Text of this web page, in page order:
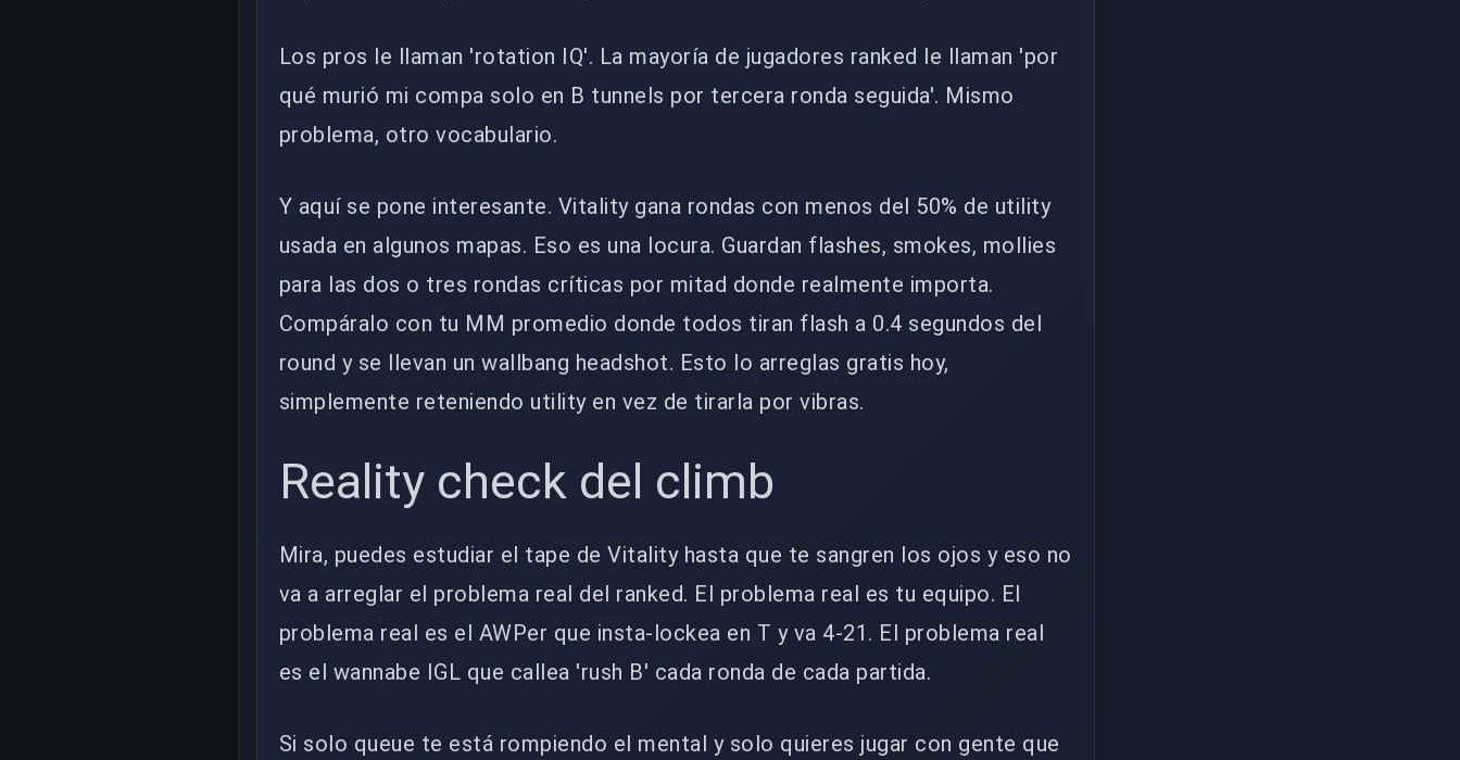
Los pros le llaman 'rotation IQ'. La mayoría de jugadores ranked le llaman 'por
qué murió mi compa solo en B tunnels por tercera ronda seguida'. Mismo
problema, otro vocabulario.
Y aquí se pone interesante. Vitality gana rondas con menos del 50% de utility
usada en algunos mapas. Eso es una locura. Guardan flashes, smokes, mollies
para las dos o tres rondas críticas por mitad donde realmente importa.
Compáralo con tu MM promedio donde todos tiran flash a 0.4 segundos del
round y se llevan un wallbang headshot. Esto lo arreglas gratis hoy,
simplemente reteniendo utility en vez de tirarla por vibras.
Reality check del climb
Mira, puedes estudiar el tape de Vitality hasta que te sangren los ojos y eso no
va a arreglar el problema real del ranked. El problema real es tu equipo. El
problema real es el AWPer que insta-lockea en T y va 4-21. El problema real
es el wannabe IGL que callea 'rush B' cada ronda de cada partida.
Si solo queue te está rompiendo el mental y solo quieres jugar con gente que